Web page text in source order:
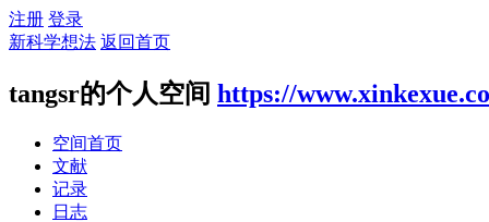
注册 登录
新科学想法 返回首页
tangsr的个人空间 https://
空间首页
文献
记录
日志